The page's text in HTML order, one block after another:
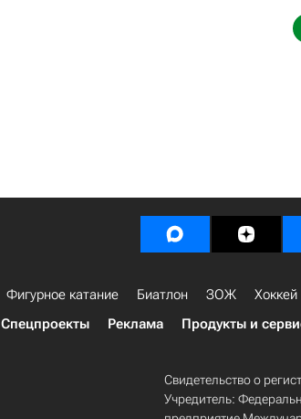
Фигурное катание Биатлон ЗОЖ Хоккей
Спецпроекты
Реклама Продукты и
Свидетельство о
Учредитель: